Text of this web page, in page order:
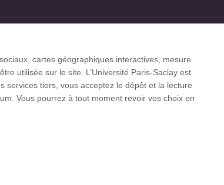
CESAER, EUA, EUF, LERU, U7+
cartes géographiques interactives, mesure
utilisée sur le site. L’Université Paris-Saclay est
services tiers, vous acceptez le dépôt et la lecture
Vous pourrez à tout moment revoir vos choix en